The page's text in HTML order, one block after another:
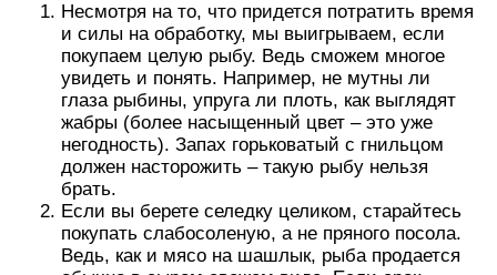
Несмотря на то, что придется потратить время
и силы на обработку, мы выигрываем, если
покупаем целую рыбу. Ведь сможем многое
увидеть и понять. Например, не мутны ли
глаза рыбины, упруга ли плоть, как выглядят
жабры (более насыщенный цвет – это уже
негодность). Запах горьковатый с гнильцом
должен насторожить – такую рыбу нельзя
брать.
Если вы берете селедку целиком, старайтесь
покупать слабосоленую, а не пряного посола.
Ведь, как и мясо на шашлык, рыба продается